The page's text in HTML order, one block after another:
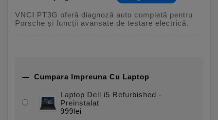
VNCI PT3G oferă diagnoză auto completă pentru
Porsche și funcții avansate de testare electrică.
 Cumpara Impreuna Cu Laptop
Laptop Dell i5 Refurbished -
Preinstalat
999lei